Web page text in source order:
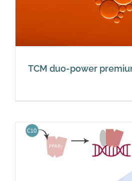
TCM duo-power